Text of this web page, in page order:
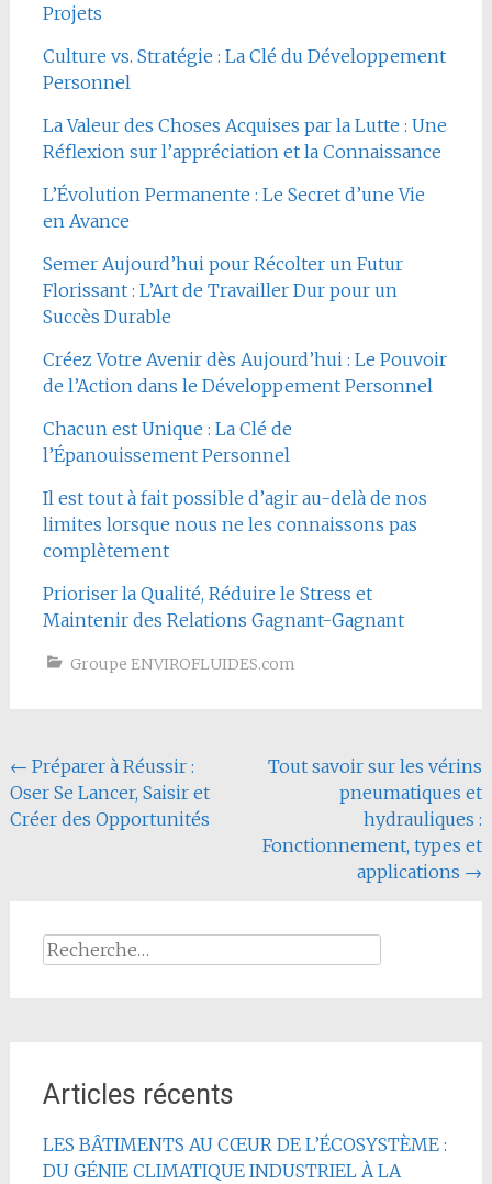
Projets
Culture vs. Stratégie : La Clé du Développement
Personnel
La Valeur des Choses Acquises par la Lutte : Une
Réflexion sur l’appréciation et la Connaissance
L’Évolution Permanente : Le Secret d’une Vie
en Avance
Semer Aujourd’hui pour Récolter un Futur
Florissant : L’Art de Travailler Dur pour un
Succès Durable
Créez Votre Avenir dès Aujourd’hui : Le Pouvoir
de l’Action dans le Développement Personnel
Chacun est Unique : La Clé de
l’Épanouissement Personnel
Il est tout à fait possible d’agir au-delà de nos
limites lorsque nous ne les connaissons pas
complètement
Prioriser la Qualité, Réduire le Stress et
Maintenir des Relations Gagnant-Gagnant
Groupe ENVIROFLUIDES.com
Navigation
de
← Préparer à Réussir :
Oser Se Lancer, Saisir et
Créer des Opportunités
Tout savoir sur les vérins
pneumatiques et
hydrauliques :
Fonctionnement, types et
applications →
Rechercher :
Articles récents
LES BÂTIMENTS AU CŒUR DE L’ÉCOSYSTÈME :
DU GÉNIE CLIMATIQUE INDUSTRIEL À LA